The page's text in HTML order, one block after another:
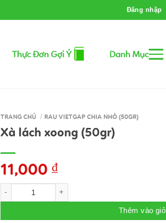
Đăng nhập
Thực Đơn Gợi Ý Danh Mục
TRANG CHỦ / RAU VIETGAP CHIA NHỎ (50GR)
Xà lách xoong (50gr)
11,000 ₫
Thêm vào giỏ